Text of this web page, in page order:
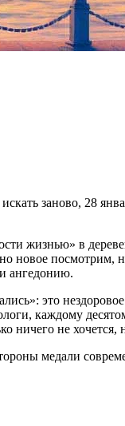
заново, 28
жизнью» в
новое посмотрим,
ангедонию.
это
каждому
ничего не
медали